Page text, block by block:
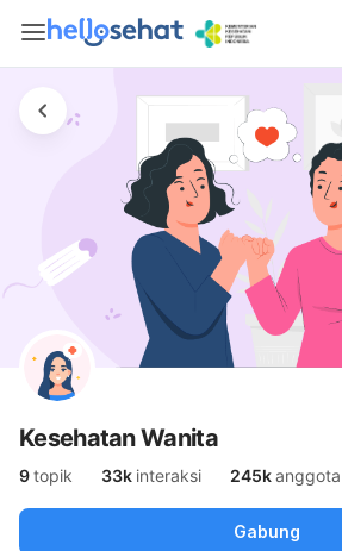
Kesehatan Wanita
9topik 33k interaksi 245kanggota
Gabung